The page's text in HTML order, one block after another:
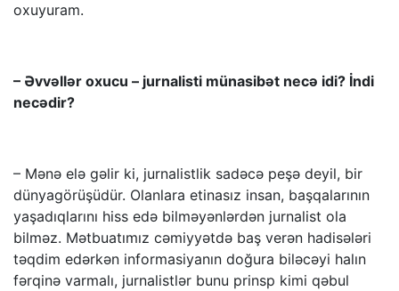
oxuyuram.
– Əvvəllər oxucu – jurnalisti münasibət necə idi? İndi
necədir?
– Mənə elə gəlir ki, jurnalistlik sadəcə peşə deyil, bir
dünyagörüşüdür. Olanlara etinasız insan, başqalarının
yaşadıqlarını hiss edə bilməyənlərdən jurnalist ola
bilməz. Mətbuatımız cəmiyyətdə baş verən hadisələri
təqdim edərkən informasiyanın doğura biləcəyi halın
fərqinə varmalı, jurnalistlər bunu prinsp kimi qəbul